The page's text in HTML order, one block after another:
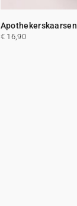
Apothekerskaarsen
€ 16,90